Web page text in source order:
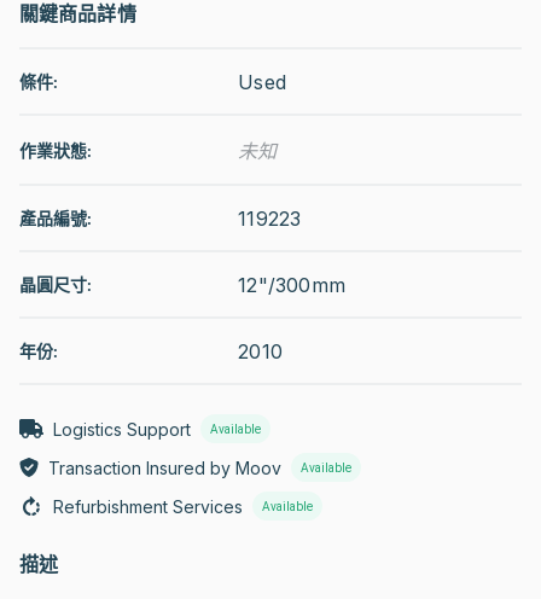
關鍵商品詳情
條件: Used
作業狀態: 未知
產品編號: 119223
晶圓尺寸: 12"/300mm
年份: 2010
Logistics Support Available
Transaction Insured by Moov Available
Refurbishment Services Available
描述